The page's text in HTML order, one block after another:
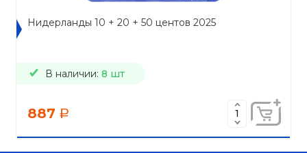
Нидерланды 10 + 20 + 50 центов 2025
В наличии: 8 шт
887 a